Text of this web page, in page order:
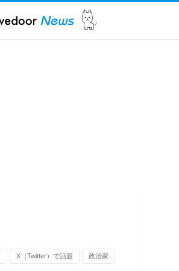
X（Twitter）で話題 政治家